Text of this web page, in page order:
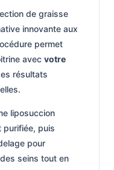
de graisse
innovante aux
permet
avecvotre
résultats
liposuccion
purifiée, puis
pour
seins tout en